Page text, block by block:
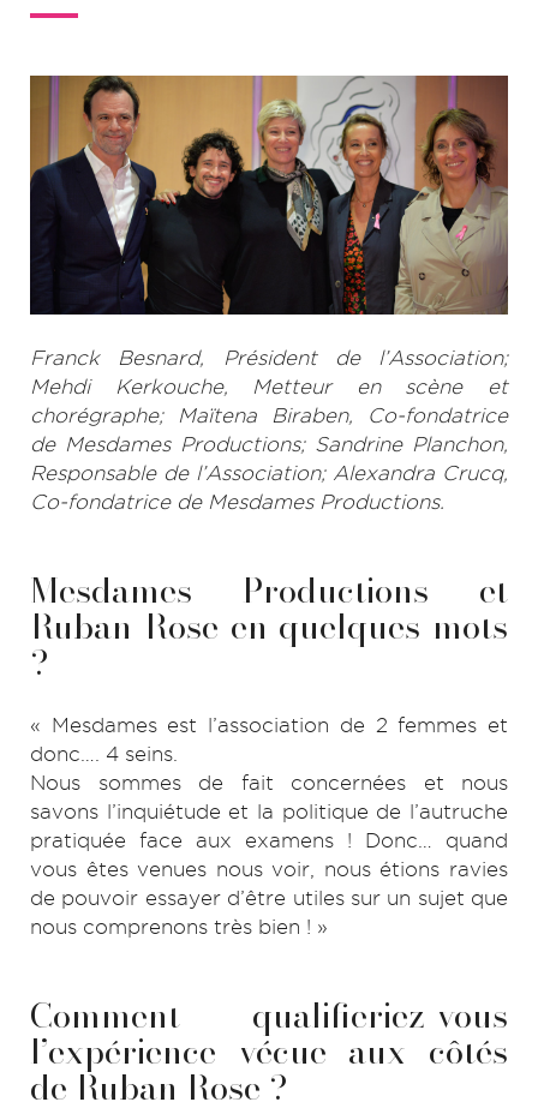
Franck Besnard, Président de l’Association;
Mehdi Kerkouche, Metteur en scène et
chorégraphe; Maïtena Biraben, Co-fondatrice
de Mesdames Productions; Sandrine Planchon,
Responsable de l’Association; Alexandra Crucq,
Co-fondatrice de Mesdames Productions.
Mesdames Productions et
Ruban Rose en quelques mots
?
« Mesdames est l’association de 2 femmes et
donc…. 4 seins.
Nous sommes de fait concernées et nous
savons l’inquiétude et la politique de l’autruche
pratiquée face aux examens ! Donc… quand
vous êtes venues nous voir, nous étions ravies
de pouvoir essayer d’être utiles sur un sujet que
nous comprenons très bien ! »
Comment qualifieriez-vous
l’expérience vécue aux côtés
de Ruban Rose ?